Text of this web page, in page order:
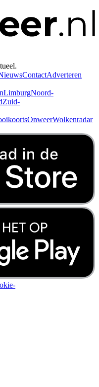
ContactAdverteren
LimburgNoord-
Zuid-
OnweerWolkenradar